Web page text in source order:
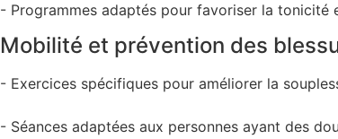
- Programmes adaptés pour favoriser la tonicité
Mobilité et prévention des
- Exercices spécifiques pour améliorer la
- Séances adaptées aux personnes ayant des